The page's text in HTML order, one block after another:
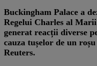
Buckingham Palace a
Regelui Charles al
generat reacții diverse
cauza tușelor de un
Reuters.